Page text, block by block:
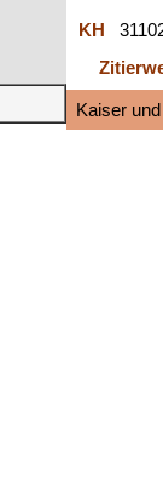
KH
Kaiser